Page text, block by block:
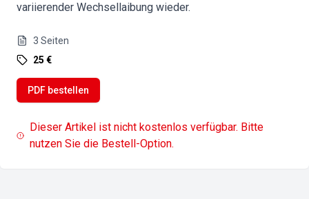
variierender Wechsellaibung wieder.
3 Seiten
25 €
PDF bestellen
Dieser Artikel ist nicht kostenlos verfügbar. Bitte
nutzen Sie die Bestell-Option.